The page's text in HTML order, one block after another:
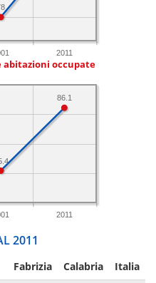
2011
abitazioni occupate
2011
86.1
2011
Fabrizia Calabria Italia